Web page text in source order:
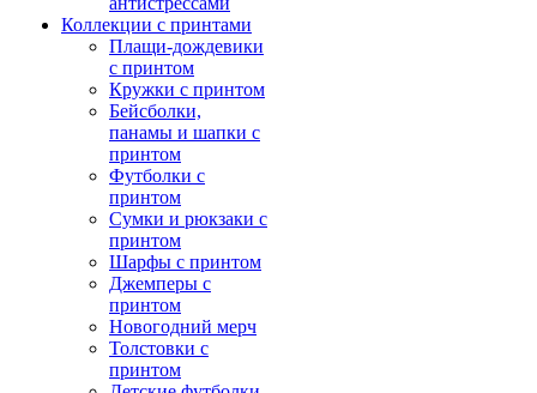
Коллекции с принтами
Плащи-дождевики
с принтом
Кружки с принтом
Бейсболки,
панамы и шапки с
принтом
Футболки с
принтом
Сумки и рюкзаки с
принтом
Шарфы с принтом
Джемперы с
принтом
Новогодний мерч
Толстовки с
принтом